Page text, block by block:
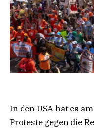
In den USA hat es
Proteste gegen die